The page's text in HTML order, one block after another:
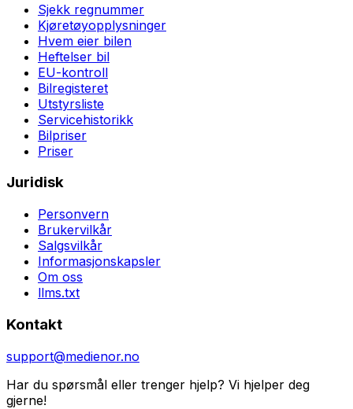
Sjekk regnummer
Kjøretøyopplysninger
Hvem eier bilen
Heftelser bil
EU-kontroll
Bilregisteret
Utstyrsliste
Servicehistorikk
Bilpriser
Priser
Juridisk
Personvern
Brukervilkår
Salgsvilkår
Informasjonskapsler
Om oss
llms.txt
Kontakt
support@medienor.no
Har du spørsmål eller trenger hjelp? Vi hjelper deg
gjerne!